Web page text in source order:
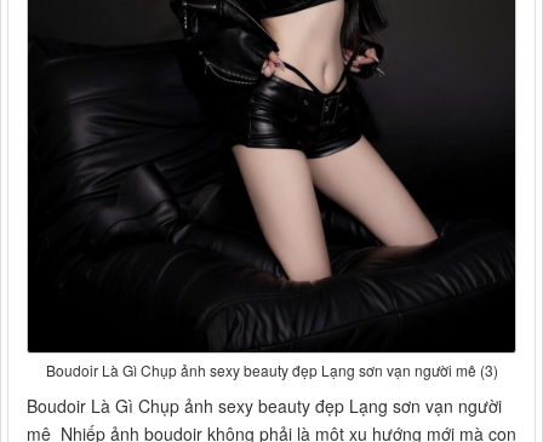
Boudoir Là Gì Chụp ảnh sexy beauty đẹp Lạng sơn vạn người mê (3)
Boudoir Là Gì Chụp ảnh sexy beauty đẹp Lạng sơn vạn người
mê Nhiếp ảnh boudoir không phải là một xu hướng mới mà con